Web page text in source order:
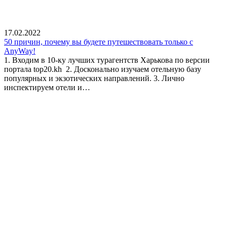
17.02.2022
50 причин, почему вы будете путешествовать только с
AnyWay!
1. Входим в 10-ку лучших турагентств Харькова по версии
портала top20.kh 2. Досконально изучаем отельную базу
популярных и экзотических направлений. 3. Лично
инспектируем отели и…